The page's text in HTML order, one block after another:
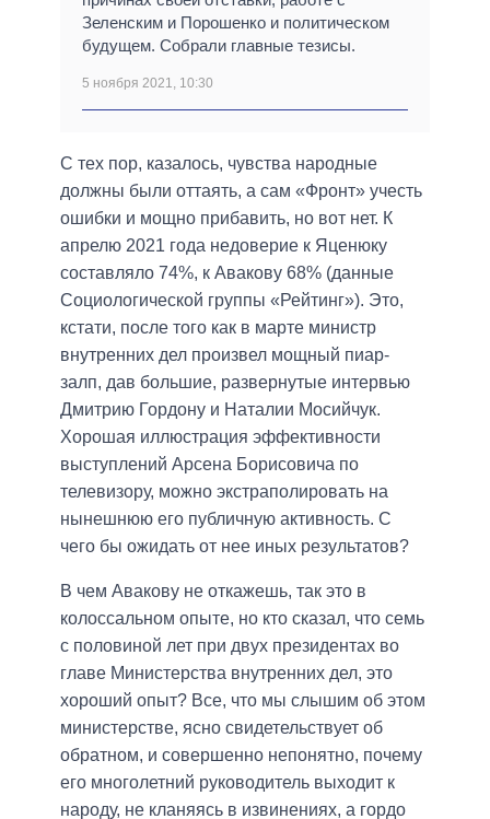
Зеленским и Порошенко и политическом
будущем. Собрали главные тезисы.
5 ноября 2021, 10:30
С тех пор, казалось, чувства народные
должны были оттаять, а сам «Фронт» учесть
ошибки и мощно прибавить, но вот нет. К
апрелю 2021 года недоверие к Яценюку
составляло 74%, к Авакову 68% (данные
Социологической группы «Рейтинг»). Это,
кстати, после того как в марте министр
внутренних дел произвел мощный пиар-
залп, дав большие, развернутые интервью
Дмитрию Гордону и Наталии Мосийчук.
Хорошая иллюстрация эффективности
выступлений Арсена Борисовича по
телевизору, можно экстраполировать на
нынешнюю его публичную активность. С
чего бы ожидать от нее иных результатов?
В чем Авакову не откажешь, так это в
колоссальном опыте, но кто сказал, что семь
с половиной лет при двух президентах во
главе Министерства внутренних дел, это
хороший опыт? Все, что мы слышим об этом
министерстве, ясно свидетельствует об
обратном, и совершенно непонятно, почему
его многолетний руководитель выходит к
народу, не кланяясь в извинениях, а гордо